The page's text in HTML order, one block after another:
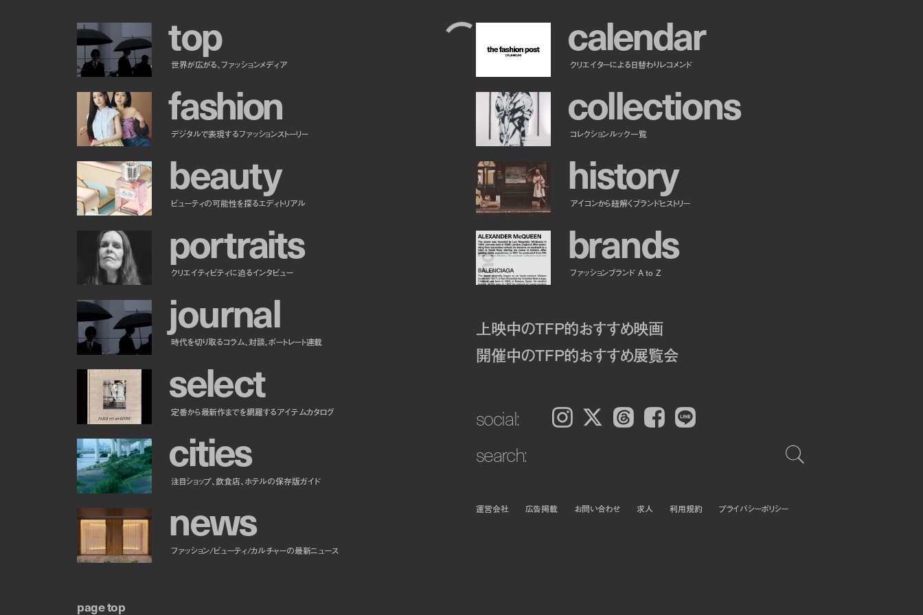
top
世界が広がる、ファッションメディア
fashion
デジタルで表現するファッションストーリー
beauty
ビューティの可能性を探るエディトリアル
portraits
クリエイティビティに迫るインタビュー
journal
時代を切り取るコラム、対談、ポートレート連載
select
定番から最新作までを網羅するアイテムカタログ
cities
注目ショップ、飲食店、ホテルの保存版ガイド
news
ファッション/ビューティ/カルチャーの最新ニュース
calendar
クリエイターによる日替わりレコメンド
collections
コレクションルック一覧
history
アイコンから紐解くブランドヒストリー
brands
ファッションブランド A to Z
上映中のTFP的おすすめ映画
開催中のTFP的おすすめ展覧会
social: Instagram 𝕏 Threads Facebook LINE
search:
運営会社 広告掲載 お問い合わせ 求人 利用規約 プライバシーポリシー
page top